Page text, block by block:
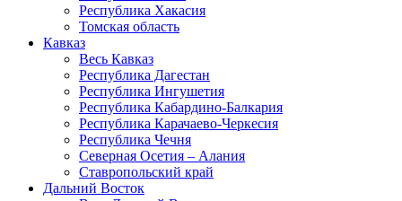
Республика Хакасия
Томская область
Кавказ
Весь Кавказ
Республика Дагестан
Республика Ингушетия
Республика Кабардино-Балкария
Республика Карачаево-Черкесия
Республика Чечня
Северная Осетия – Алания
Ставропольский край
Дальний Восток